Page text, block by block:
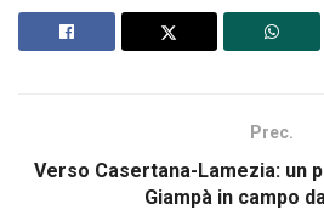
Prec.
Verso Casertana-Lamezia: un
Giampà in campo